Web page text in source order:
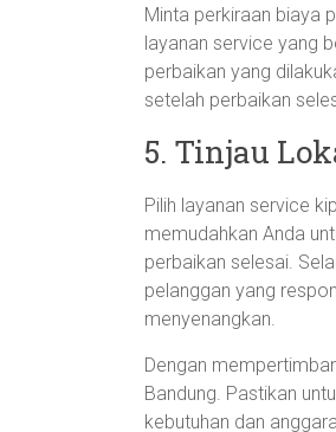
Minta perkiraan biaya
layanan service yang
perbaikan yang
setelah perbaikan
5. Tinjau
Pilih layanan service
memudahkan Anda
perbaikan selesai.
pelanggan yang
menyenangkan.
Dengan
Bandung. Pastikan
kebutuhan dan